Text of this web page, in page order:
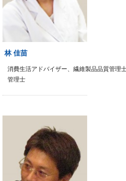
林 佳苗
消費生活アドバイザー、繊維製品品質管理
管理士